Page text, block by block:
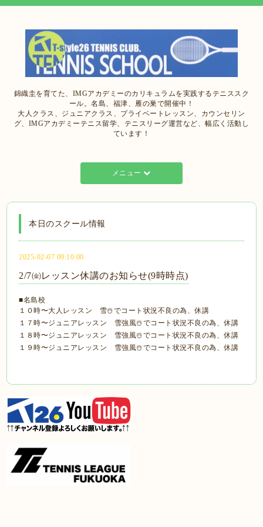
錦織圭を育てた、IMGアカデミーのカリキュラムを実践するテニススク
ール。名島、福津、雁の巣で開催中！
大人クラス、ジュニアクラス、プライベートレッスン、カウンセリン
グ、IMGアカデミーテニス留学、テニスリーグ運営など、幅広く活動し
ています！
メニュー
本日のスクール情報
2025-02-07 09:10:00
2/7㈮レッスン休講のお知らせ(9時時点)
■名島校
１０時〜大人レッスン 雪☃️でコート状況不良の為、休講
１７時〜ジュニアレッスン 雪強風☃️でコート状況不良の為、休講
１８時〜ジュニアレッスン 雪強風☃️でコート状況不良の為、休講
１９時〜ジュニアレッスン 雪強風☃️でコート状況不良の為、休講